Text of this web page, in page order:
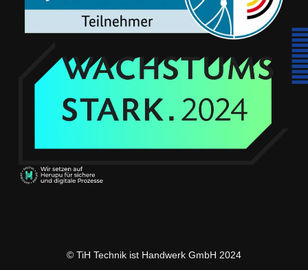
© TiH Technik ist Handwerk GmbH 2024